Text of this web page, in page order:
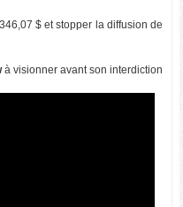
$ et stopper la diffusion de
à visionner avant son interdiction